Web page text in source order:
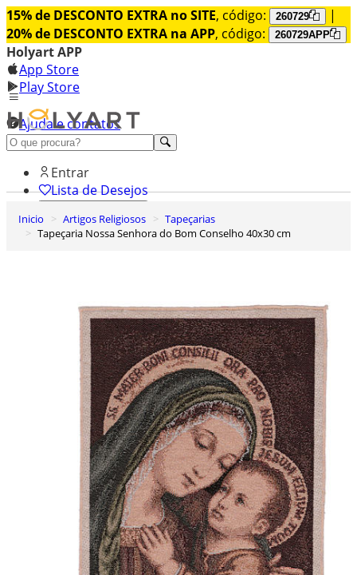
15% de DESCONTO EXTRA no SITE, código: 260729
|
20% de DESCONTO EXTRA na APP, código: 260729APP
Holyart APP
App Store
Play Store
Ajuda e contatos
Conheça premium
Entrar
Lista de Desejos
0
Carrinho de Compras
Inicio Artigos Religiosos
Tapeçarias
Tapeçaria Nossa Senhora do Bom Conselho 40x30 cm